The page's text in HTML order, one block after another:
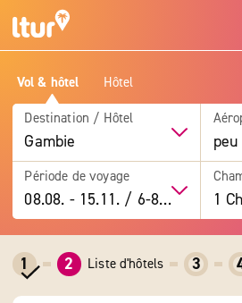
Vol & hôtel Hôtel
Destination / Hôtel
Gambie
Période de voyage
08.08. -15.11. / 6-8 jours 1
1 2 Liste d'hôtels 3